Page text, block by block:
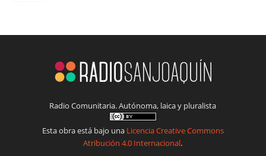
Radio Comunitaria. Autónoma, laica y pluralista
Esta obra está bajo una Licencia Creative Commons
Atribución 4.0 Internacional.